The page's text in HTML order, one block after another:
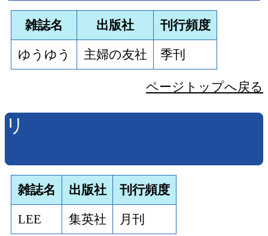
雑誌名 出版社 刊行頻度
ゆうゆう 主婦の友社 季刊
ページトップへ戻る
リ
雑誌名 出版社 刊行頻度
LEE 集英社 月刊